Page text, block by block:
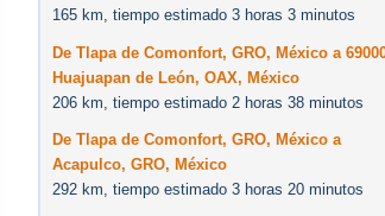
165 km, tiempo estimado 3 horas 3 minutos
De Tlapa de Comonfort, GRO, México a
Huajuapan de León, OAX, México
206 km, tiempo estimado 2 horas 38 minutos
De Tlapa de Comonfort, GRO, México a
Acapulco, GRO, México
292 km, tiempo estimado 3 horas 20 minutos